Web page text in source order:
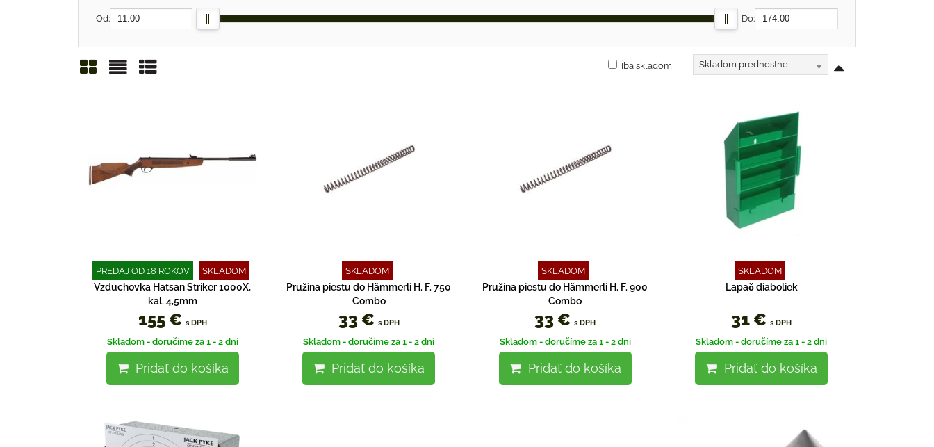
Od: Do:
Skladom prednostne
Iba skladom
PREDAJ OD 18 ROKOV SKLADOM
Vzduchovka Hatsan Striker 1000X,
kal. 4,5mm
155 € s DPH
Skladom - doručíme za 1 - 2 dni
Pridať do košíka
SKLADOM
Pružina piestu do Hämmerli H. F. 750
Combo
33 € s DPH
Skladom - doručíme za 1 - 2 dni
Pridať do košíka
SKLADOM
Pružina piestu do Hämmerli H. F. 900
Combo
33 €s DPH
Skladom - doručíme za 1 - 2 dni
Pridať do košíka
SKLADOM
Lapač diaboliek
31 €s DPH
Skladom - doručíme za 1 - 2 dni
Pridať do košíka